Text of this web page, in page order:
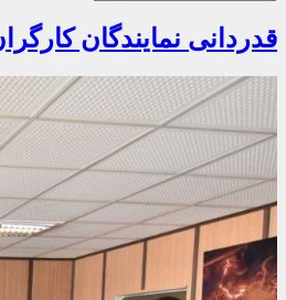
قدردانی نمایندگان